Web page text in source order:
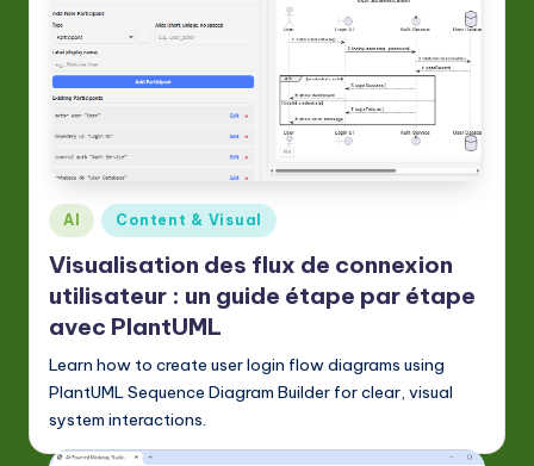
Posted
in
AI Content & Visual
Visualisation des flux de connexion
utilisateur : un guide étape par étape
avec PlantUML
Learn how to create user login flow diagrams using
PlantUML Sequence Diagram Builder for clear, visual
system interactions.